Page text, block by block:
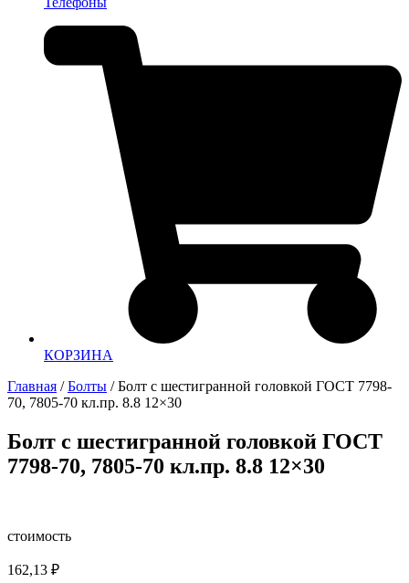
КОРЗИНА
Главная /Болты / Болт с шестигранной головкой ГОСТ 7798-
70, 7805-70 кл.пр. 8.8 12×30
Болт с шестигранной головкой ГОСТ
7798-70, 7805-70 кл.пр. 8.8 12×30
стоимость
162,13 ₽